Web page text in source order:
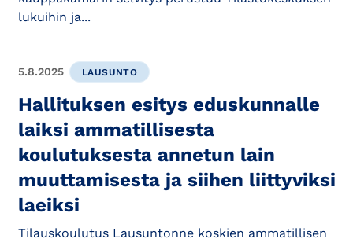
lukuihin ja...
5.8.2025 LAUSUNTO
Hallituksen esitys eduskunnalle
laiksi ammatillisesta
koulutuksesta annetun lain
muuttamisesta ja siihen liittyviksi
laeiksi
Tilauskoulutus Lausuntonne koskien ammatillisen